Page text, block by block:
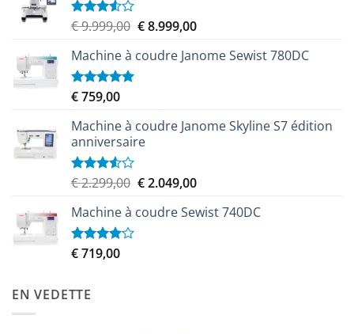
Note
5
€9.999,00 Le
initial
€8.999,00Le
actuel
Machine à coudre Janome Sewist 780DC
Note5.00
€759,00
Machine à coudre Janome Skyline S7 édition
anniversaire
Note
5
€2.299,00 Le
initial
€2.049,00Le
actuel
Machine à coudre Sewist 740DC
Note
€719,00
EN VEDETTE